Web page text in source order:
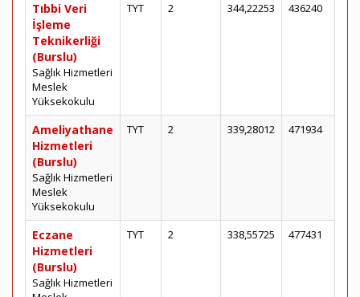
Tıbbi Veri
İşleme
Teknikerliği
(Burslu)
Sağlık Hizmetleri
Meslek
Yüksekokulu
TYT 2 344,22253 436240
Ameliyathane
Hizmetleri
(Burslu)
Sağlık Hizmetleri
Meslek
Yüksekokulu
TYT 2 339,28012 471934
Eczane
Hizmetleri
(Burslu)
Sağlık Hizmetleri
TYT 2 338,55725 477431